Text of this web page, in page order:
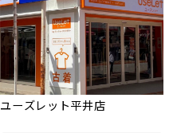
ユーズレット平井店